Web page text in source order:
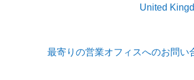
United
最寄りの営業オフィスへのお問い